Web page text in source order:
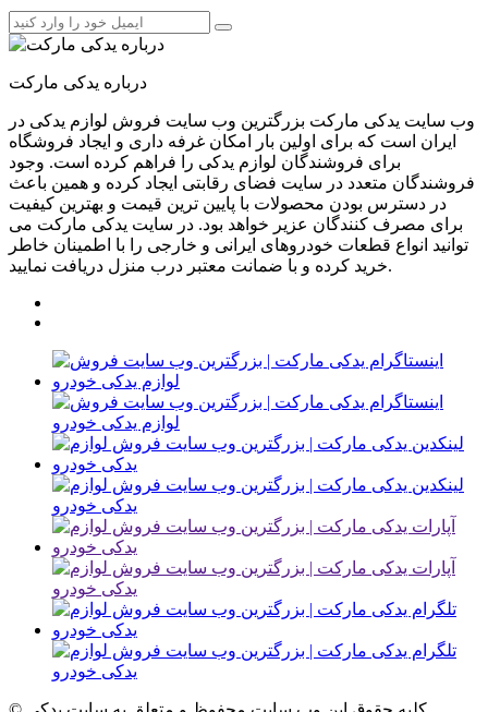
درباره یدکی مارکت
وب سایت یدکی مارکت بزرگترین وب سایت فروش لوازم یدکی در
ایران است که برای اولین بار امکان غرفه داری و ایجاد فروشگاه
برای فروشندگان لوازم یدکی را فراهم کرده است. وجود
فروشندگان متعدد در سایت فضای رقابتی ایجاد کرده و همین باعث
در دسترس بودن محصولات با پایین ترین قیمت و بهترین کیفیت
برای مصرف کنندگان عزیر خواهد بود. در سایت یدکی مارکت می
توانید انواع قطعات خودروهای ایرانی و خارجی را با اطمینان خاطر
خرید کرده و با ضمانت معتبر درب منزل دریافت نمایید.